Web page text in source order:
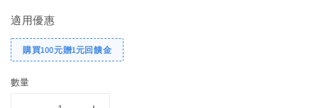
適用優惠
購買100元贈1元回饋金
數量